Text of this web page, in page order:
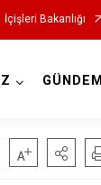
İçişleri Bakanlığı
GÜNDEM